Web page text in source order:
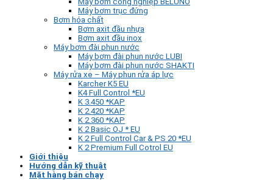
Máy bơm trục đứng
Bơm hóa chất
Bơm axit đầu nhựa
Bơm axit đầu inox
Máy bơm đài phun nước
Máy bơm đài phun nước LUBI
Máy bơm đài phun nước SHAKTI
Máy rửa xe – Máy phun rửa áp lực
Karcher K5 EU
K4 Full Control *EU
K 3.450 *KAP
K 2.420 *KAP
K 2.360 *KAP
K 2 Basic OJ * EU
K 2 Full Control Car & PS 20 *EU
K 2 Premium Full Cotrol EU
Giới thiệu
Hướng dẫn kỹ thuật
Mặt hàng bán chạy